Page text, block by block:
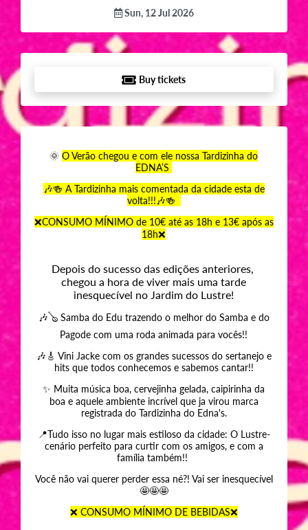
Sun, 12 Jul 2026
Buy tickets
🌞O Verão chegou e com ele nossa Tardizinha do
EDNA’S
🎶🍻 A Tardizinha mais comentada da cidade esta de
volta!!!🎶🍻
❌️CONSUMO MÍNIMO de 10€ até as 18h e 13€ após as
18h❌️
Depois do sucesso das edições anteriores,
chegou a hora de viver mais uma tarde
inesquecível no Jardim do Lustre!
🎶🪕 Samba do Edu trazendo o melhor do Samba e do
Pagode com uma roda animada para vocês!!
🎶🎸 Vini Jacke com os grandes sucessos do sertanejo e
hits que todos conhecemos e sabemos cantar!!
✨️ Muita música boa, cervejinha gelada, caipirinha da
boa e aquele ambiente incrível que ja virou marca
registrada do Tardizinha do Edna's.
📍Tudo isso no lugar mais estiloso da cidade: O Lustre-
cenário perfeito para curtir com os amigos, e com a
família também!!
Você não vai querer perder essa né?! Vai ser inesquecível
🤩🤩🤩
❌️ CONSUMO MÍNIMO DE BEBIDAS❌️